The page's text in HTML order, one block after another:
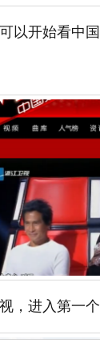
以开始看中
，进入第一